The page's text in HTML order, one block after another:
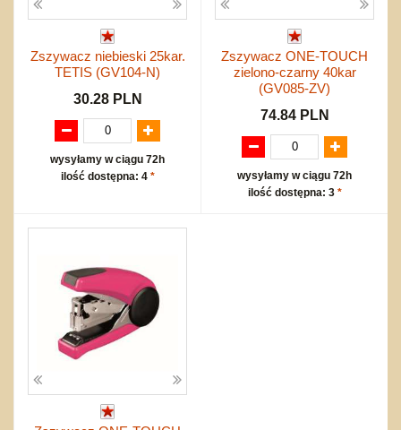
Zszywacz niebieski 25kar.
TETIS (GV104-N)
30.28 PLN
wysyłamy w ciągu 72h
ilość dostępna: 4 *
Zszywacz ONE-TOUCH
zielono-czarny 40kar
(GV085-ZV)
74.84 PLN
wysyłamy w ciągu 72h
ilość dostępna: 3 *